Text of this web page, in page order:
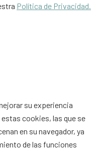
Política de Privacidad.
su experiencia
cookies, las que se
en su navegador, ya
de las funciones